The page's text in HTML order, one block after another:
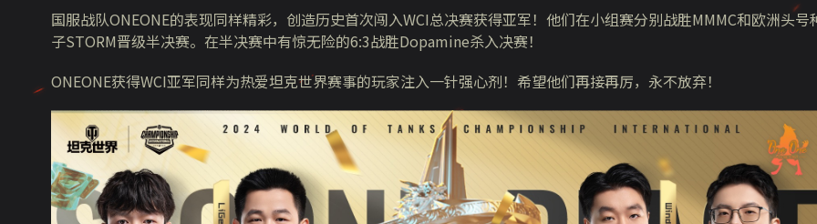
国服战队ONEONE的表现同样精彩，创造历史首次闯入WCI总决赛获得亚军！他们在小组赛分别战胜MMMC和欧洲头号
子STORM晋级半决赛。在半决赛中有惊无险的6:3战胜Dopamine杀入决赛！
ONEONE获得WCI亚军同样为热爱坦克世界赛事的玩家注入一针强心剂！希望他们再接再厉，永不放弃！